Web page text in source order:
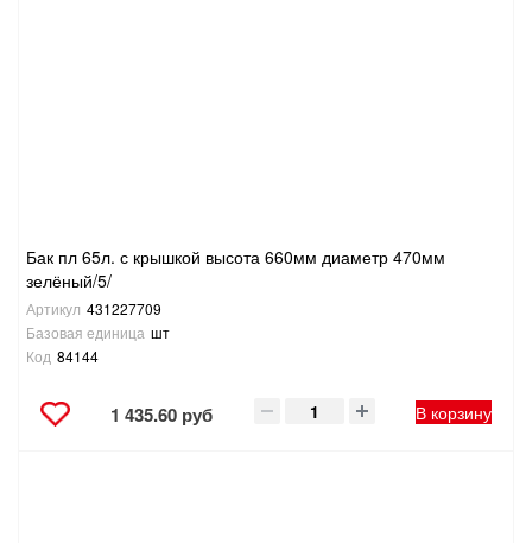
Бак пл 65л. с крышкой высота 660мм диаметр 470мм
зелёный/5/
Артикул 431227709
Базовая единица шт
Код 84144
1 435.60 руб В корзину